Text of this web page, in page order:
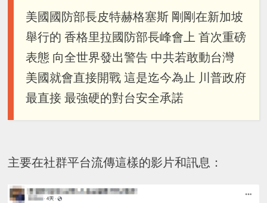
美國國防部長皮特赫格塞斯 剛剛在新加坡
舉行的 香格里拉國防部長峰會上 首次重磅
表態 向全世界發出警告 中共若敢動台灣
美國就會直接開戰 這是迄今為止 川普政府
最直接 最強硬的對台安全承諾
主要在社群平台流傳這樣的影片和訊息：